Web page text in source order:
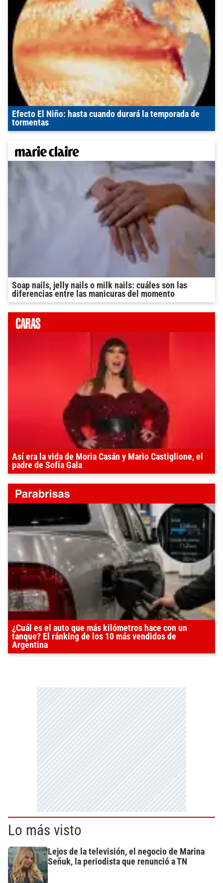
Efecto El Niño: hasta cuando durará la temporada de
tormentas
Soap nails, jelly nails o milk nails: cuáles son las
diferencias entre las manicuras del momento
Así era la vida de Moria Casán y Mario Castiglione, el
padre de Sofía Gala
¿Cuál es el auto que más kilómetros hace con un
tanque? El ránking de los 10 más vendidos de
Argentina
Lo más visto
Lejos de la televisión, el negocio de Marina
Señuk, la periodista que renunció a TN